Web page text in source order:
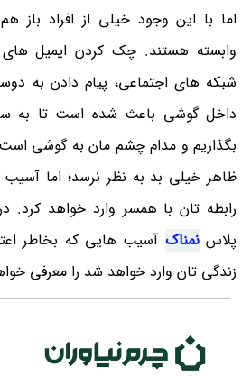
اما با این وجود خیلی از افراد باز
وابسته هستند. چک کردن ایمیل های
شبکه های اجتماعی، پیام دادن به
داخل گوشی باعث شده است تا به
بگذاریم و مدام چشم مان به گوشی
ظاهر خیلی بد به نظر نرسد؛ اما
رابطه تان با همسر وارد خواهد کرد.
پلاسنمناک آسیب هایی که بخاطر
زندگی تان وارد خواهد شد را معرفی